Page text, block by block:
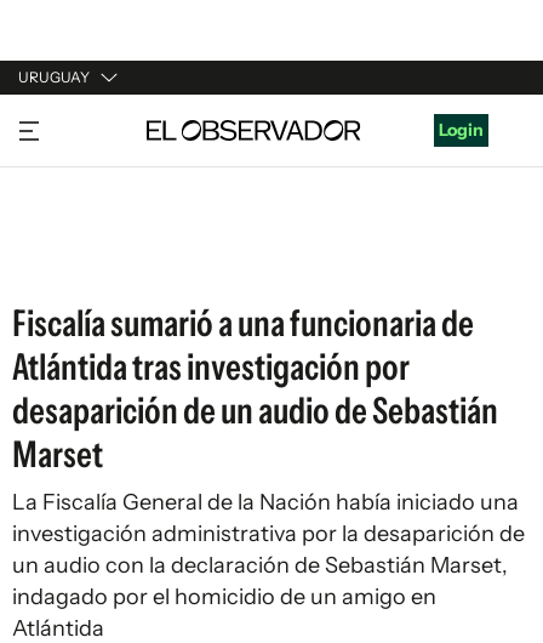
URUGUAY
URUGUAY
ARGENTINA
Login
Fiscalía sumarió a una funcionaria de
Atlántida tras investigación por
desaparición de un audio de Sebastián
Marset
La Fiscalía General de la Nación había iniciado una
investigación administrativa por la desaparición de
un audio con la declaración de Sebastián Marset,
indagado por el homicidio de un amigo en
Atlántida